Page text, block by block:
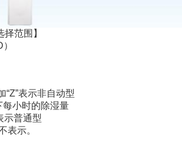
择范围】
“Z”表示非自动型
每小时的除湿量
示普通型
表示。